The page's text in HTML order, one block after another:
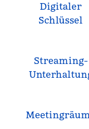
Digitaler
Schlüssel
Streaming-